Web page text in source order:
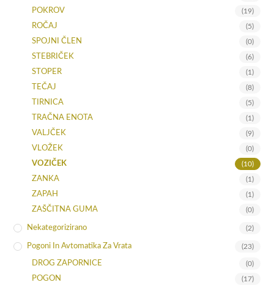
POKROV (19)
ROČAJ (5)
SPOJNI ČLEN (0)
STEBRIČEK (6)
STOPER (1)
TEČAJ (8)
TIRNICA (5)
TRAČNA ENOTA (1)
VALJČEK (9)
VLOŽEK (0)
VOZIČEK (10)
ZANKA (1)
ZAPAH (1)
ZAŠČITNA GUMA (0)
Nekategorizirano (2)
Pogoni In Avtomatika Za Vrata (23)
DROG ZAPORNICE (0)
POGON (17)